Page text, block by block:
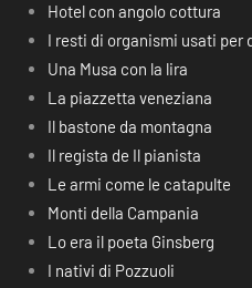
Hotel con angolo cottura
I resti di organismi usati per
Una Musa con la lira
La piazzetta veneziana
Il bastone da montagna
Il regista de Il pianista
Le armi come le catapulte
Monti della Campania
Lo era il poeta Ginsberg
I nativi di Pozzuoli